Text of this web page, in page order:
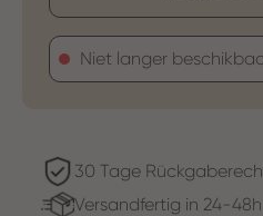
Niet langer
30 Tage
Versandfertig in 24-48h